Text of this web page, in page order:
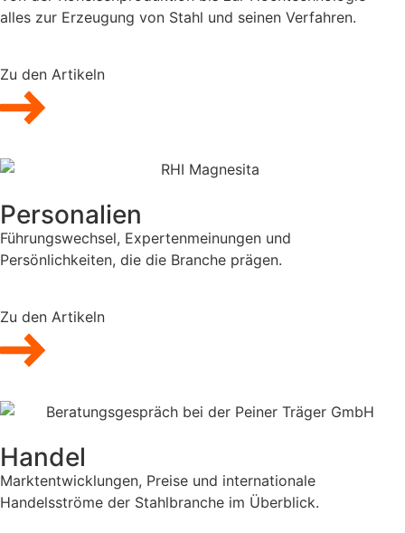
alles zur Erzeugung von Stahl und seinen Verfahren.
Zu den Artikeln
Personalien
Führungswechsel, Expertenmeinungen und
Persönlichkeiten, die die Branche prägen.
Zu den Artikeln
Handel
Marktentwicklungen, Preise und internationale
Handelsströme der Stahlbranche im Überblick.